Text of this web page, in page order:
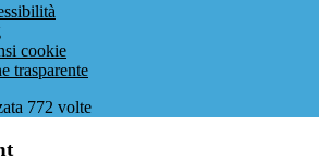
cookie
trasparente
772 volte